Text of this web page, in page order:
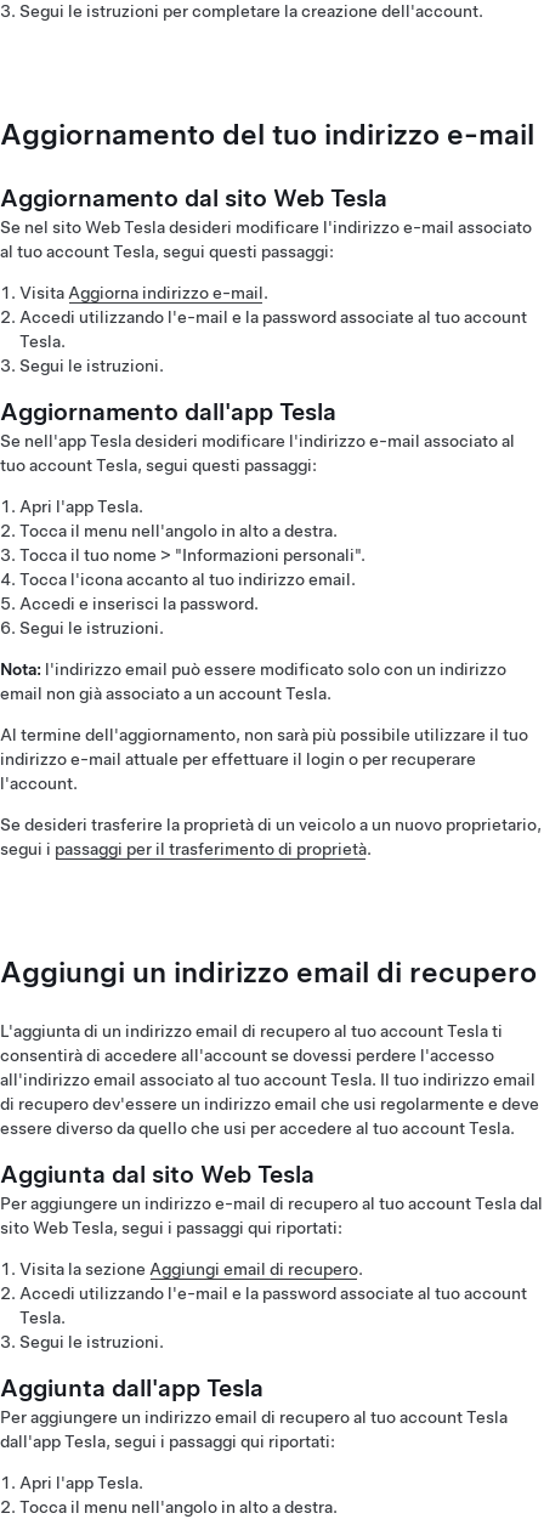
Segui le istruzioni per completare la creazione dell'account.
Aggiornamento del tuo indirizzo e-mail
Aggiornamento dal sito Web Tesla
Se nel sito Web Tesla desideri modificare l'indirizzo e-mail associato
al tuo account Tesla, segui questi passaggi:
Visita Aggiorna indirizzo e-mail.
Accedi utilizzando l'e-mail e la password associate al tuo account
Tesla.
Segui le istruzioni.
Aggiornamento dall'app Tesla
Se nell'app Tesla desideri modificare l'indirizzo e-mail associato al
tuo account Tesla, segui questi passaggi:
Apri l'app Tesla.
Tocca il menu nell'angolo in alto a destra.
Tocca il tuo nome > "Informazioni personali".
Tocca l'icona accanto al tuo indirizzo email.
Accedi e inserisci la password.
Segui le istruzioni.
Nota: l'indirizzo email può essere modificato solo con un indirizzo
email non già associato a un account Tesla.
Al termine dell'aggiornamento, non sarà più possibile utilizzare il tuo
indirizzo e-mail attuale per effettuare il login o per recuperare
l'account.
Se desideri trasferire la proprietà di un veicolo a un nuovo proprietario,
segui i passaggi per il trasferimento di proprietà.
Aggiungi un indirizzo email di recupero
L'aggiunta di un indirizzo email di recupero al tuo account Tesla ti
consentirà di accedere all'account se dovessi perdere l'accesso
all'indirizzo email associato al tuo account Tesla. Il tuo indirizzo email
di recupero dev'essere un indirizzo email che usi regolarmente e deve
essere diverso da quello che usi per accedere al tuo account Tesla.
Aggiunta dal sito Web Tesla
Per aggiungere un indirizzo e-mail di recupero al tuo account Tesla dal
sito Web Tesla, segui i passaggi qui riportati:
Visita la sezione Aggiungi email di recupero.
Accedi utilizzando l'e-mail e la password associate al tuo account
Tesla.
Segui le istruzioni.
Aggiunta dall'app Tesla
Per aggiungere un indirizzo email di recupero al tuo account Tesla
dall'app Tesla, segui i passaggi qui riportati:
Apri l'app Tesla.
Tocca il menu nell'angolo in alto a destra.